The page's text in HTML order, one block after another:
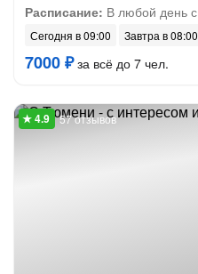
Расписание: В любой день
Сегодня в 09:00 Завтра в 08:00
7000 ₽за всё до 7 чел.
57 отзывов